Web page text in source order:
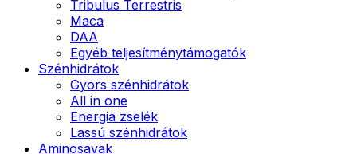
Tribulus Terrestris
Maca
DAA
Egyéb teljesítménytámogatók
Szénhidrátok
Gyors szénhidrátok
All in one
Energia zselék
Lassú szénhidrátok
Aminosavak